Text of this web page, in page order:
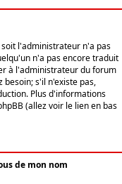
l'administrateur n'a pas
n'a pas encore traduit
à l'administrateur du forum
besoin; s'il n'existe pas,
Plus d'informations
(allez voir le lien en bas
de mon nom